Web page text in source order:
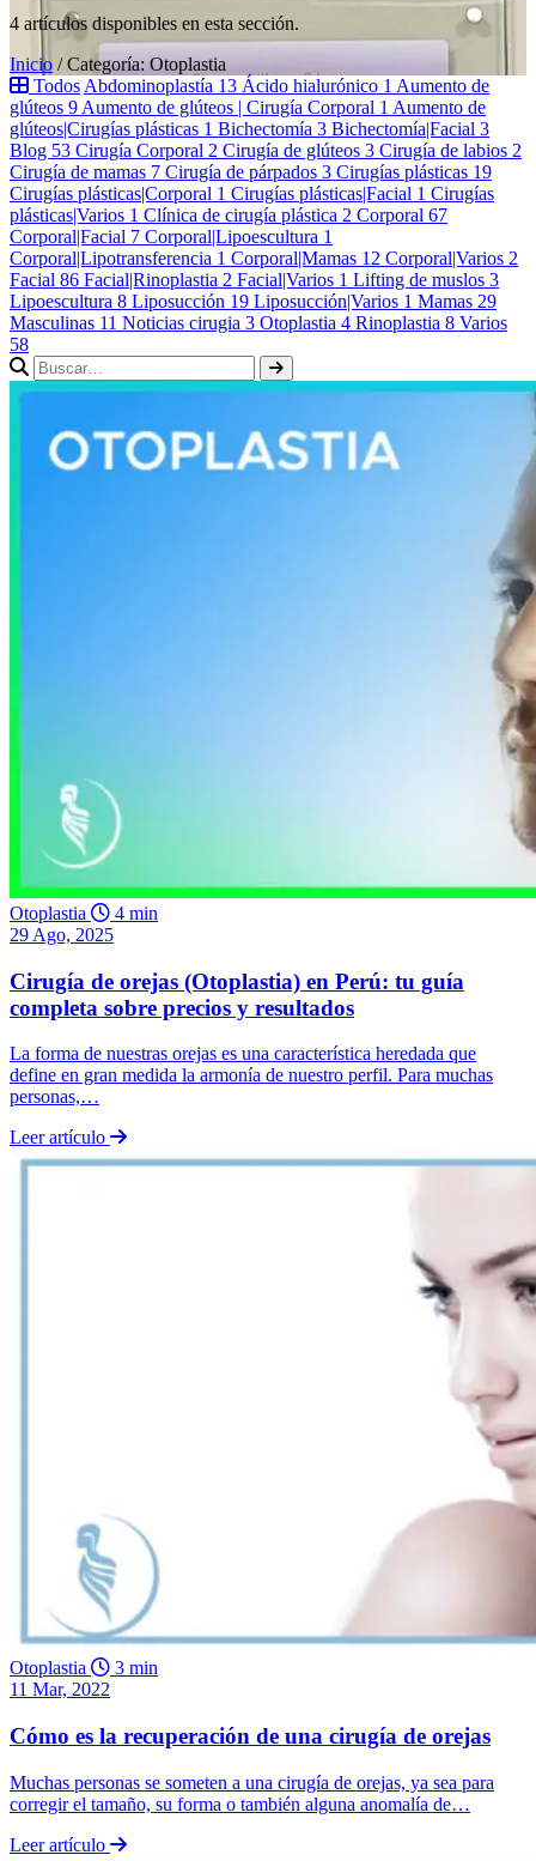
4 artículos disponibles en esta sección.
Inicio / Categoría: Otoplastia
Todos Abdominoplastía 13 Ácido hialurónico 1 Aumento de
glúteos 9 Aumento de glúteos | Cirugía Corporal 1 Aumento de
glúteos|Cirugías plásticas 1 Bichectomía 3 Bichectomía|Facial 3
Blog 53 Cirugía Corporal 2 Cirugía de glúteos 3 Cirugía de labios 2
Cirugía de mamas 7 Cirugía de párpados 3 Cirugías plásticas 19
Cirugías plásticas|Corporal 1 Cirugías plásticas|Facial 1 Cirugías
plásticas|Varios 1 Clínica de cirugía plástica 2 Corporal 67
Corporal|Facial 7 Corporal|Lipoescultura 1
Corporal|Lipotransferencia 1 Corporal|Mamas 12 Corporal|Varios 2
Facial 86 Facial|Rinoplastia 2 Facial|Varios 1 Lifting de muslos 3
Lipoescultura 8 Liposucción 19 Liposucción|Varios 1 Mamas 29
Masculinas 11 Noticias cirugia 3 Otoplastia 4 Rinoplastia 8 Varios
58
Otoplastia
4 min
29 Ago, 2025
Cirugía de orejas (Otoplastia) en Perú: tu guía
completa sobre precios y resultados
La forma de nuestras orejas es una característica heredada que
define en gran medida la armonía de nuestro perfil. Para muchas
personas,…
Leer artículo
Otoplastia
3 min
11 Mar, 2022
Cómo es la recuperación de una cirugía de orejas
Muchas personas se someten a una cirugía de orejas, ya sea para
corregir el tamaño, su forma o también alguna anomalía de…
Leer artículo